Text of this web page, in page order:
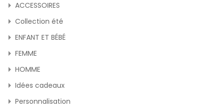
ACCESSOIRES
Collection été
ENFANT ET BÉBÉ
FEMME
HOMME
Idées cadeaux
Personnalisation